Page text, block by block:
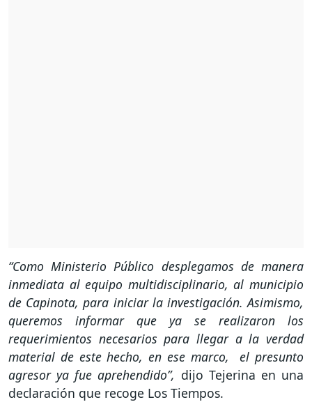
“Como Ministerio Público desplegamos de manera
inmediata al equipo multidisciplinario, al municipio
de Capinota, para iniciar la investigación. Asimismo,
queremos informar que ya se realizaron los
requerimientos necesarios para llegar a la verdad
material de este hecho, en ese marco, el presunto
agresor ya fue aprehendido”, dijo Tejerina en una
declaración que recoge Los Tiempos.